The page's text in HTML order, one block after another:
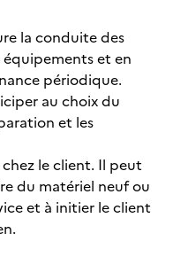
la conduite des
équipements et en
périodique.
au choix du
et les
le client. Il peut
du matériel neuf ou
et à initier le client